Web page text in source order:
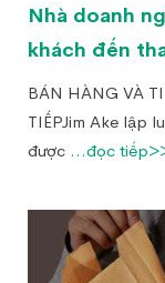
Nhà doanh
khách đến
BÁN HÀNG VÀ
TIẾPJim Ake lập
được ...đọc